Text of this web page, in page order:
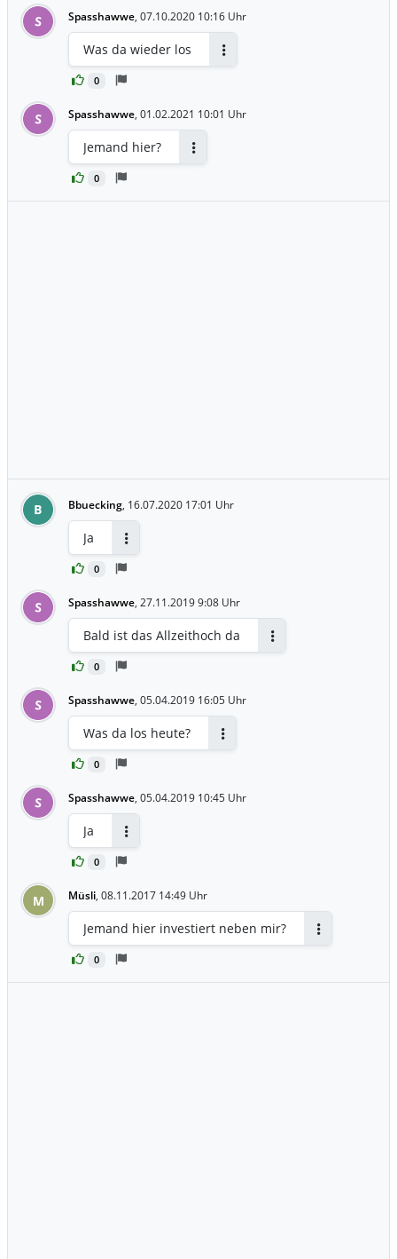
S Spasshawwe, 07.10.2020 10:16 Uhr
0
Was da wieder los
S Spasshawwe, 01.02.2021 10:01 Uhr
0
Jemand hier?
B Bbuecking, 16.07.2020 17:01 Uhr
0
Ja
S Spasshawwe, 27.11.2019 9:08 Uhr
0
Bald ist das Allzeithoch da
S Spasshawwe, 05.04.2019 16:05 Uhr
0
Was da los heute?
S Spasshawwe, 05.04.2019 10:45 Uhr
0
Ja
M Müsli, 08.11.2017 14:49 Uhr
0
Jemand hier investiert neben mir?